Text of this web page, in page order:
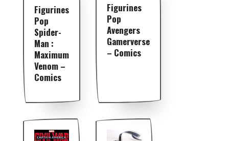
Figurines
Pop
Spider-
Man :
Maximum
Venom –
Comics
Figurines
Pop
Avengers
Gamerverse
– Comics